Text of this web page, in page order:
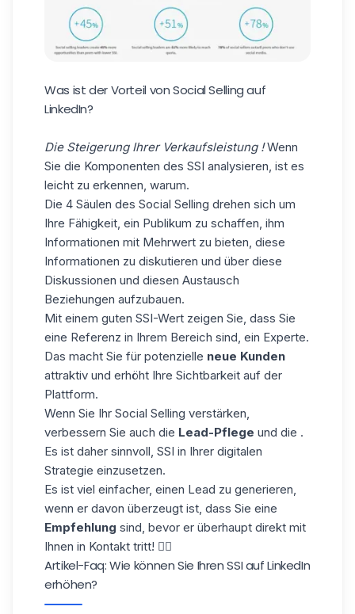
Was ist der Vorteil von Social Selling auf
LinkedIn?
Die Steigerung Ihrer Verkaufsleistung !Wenn
Sie die Komponenten des SSI analysieren, ist es
leicht zu erkennen, warum.
Die 4 Säulen des Social Selling drehen sich um
Ihre Fähigkeit, ein Publikum zu schaffen, ihm
Informationen mit Mehrwert zu bieten, diese
Informationen zu diskutieren und über diese
Diskussionen und diesen Austausch
Beziehungen aufzubauen.
Mit einem guten SSI-Wert zeigen Sie, dass Sie
eine Referenz in Ihrem Bereich sind, ein Experte.
Das macht Sie für potenzielle neue Kunden
attraktiv und erhöht Ihre Sichtbarkeit auf der
Plattform.
Wenn Sie Ihr Social Selling verstärken,
verbessern Sie auch die Lead-Pflege und die .
Es ist daher sinnvoll, SSI in Ihrer digitalen
Strategie einzusetzen.
Es ist viel einfacher, einen Lead zu generieren,
wenn er davon überzeugt ist, dass Sie eine
Empfehlung sind, bevor er überhaupt direkt mit
Ihnen in Kontakt tritt! 👌🏻
Artikel-Faq: Wie können Sie Ihren SSI auf LinkedIn
erhöhen?